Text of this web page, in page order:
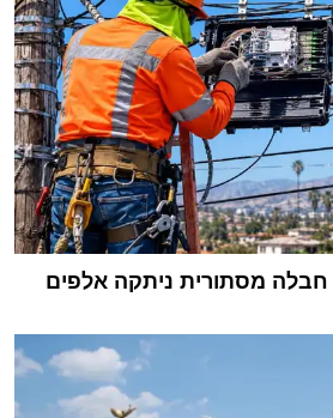
מסתורית ניתקה אלפים